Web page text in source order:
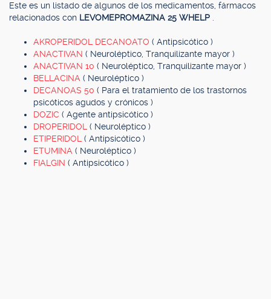
Este es un listado de algunos de los medicamentos, fármacos
relacionados con LEVOMEPROMAZINA 25 WHELP
AKROPERIDOL DECANOATO ( Antipsicótico )
ANACTIVAN ( Neuroléptico, Tranquilizante mayor )
ANACTIVAN 10 ( Neuroléptico, Tranquilizante mayor )
BELLACINA ( Neuroléptico )
DECANOAS 50 ( Para el tratamiento de los trastornos
psicóticos agudos y crónicos )
DOZIC ( Agente antipsicótico )
DROPERIDOL ( Neuroléptico )
ETIPERIDOL ( Antipsicótico )
ETUMINA ( Neuroléptico )
FIALGIN ( Antipsicótico )